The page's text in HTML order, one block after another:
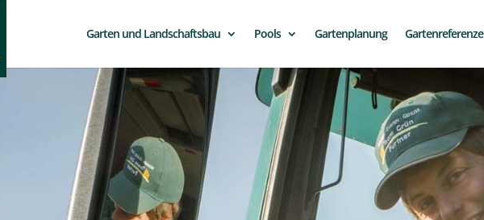
Garten und Landschaftsbau Pools Gartenplanung